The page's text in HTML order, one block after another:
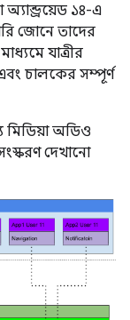
১৪-এ
জোনে তাদের
যাত্রীর
চালকের সম্পূর্ণ
মিডিয়া অডিও
দেখানো